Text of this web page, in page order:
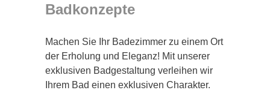
Badkonzepte
Machen Sie Ihr Badezimmer zu einem Ort
der Erholung und Eleganz! Mit unserer
exklusiven Badgestaltung verleihen wir
Ihrem Bad einen exklusiven Charakter.